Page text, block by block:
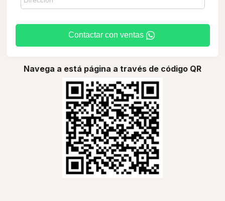
Contactar con ventas
Navega a está página a través de código QR